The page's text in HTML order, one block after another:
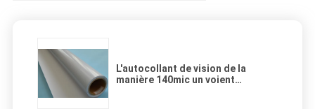
L'autocollant de vision de la
manière 140mic un voient